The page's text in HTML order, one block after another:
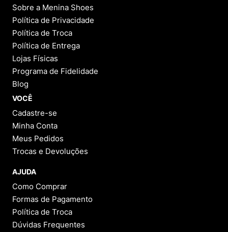
Sobre a Menina Shoes
Política de Privacidade
Política de Troca
Política de Entrega
Lojas Físicas
Programa de Fidelidade
Blog
VOCÊ
Cadastre-se
Minha Conta
Meus Pedidos
Trocas e Devoluções
AJUDA
Como Comprar
Formas de Pagamento
Política de Troca
Dúvidas Frequentes